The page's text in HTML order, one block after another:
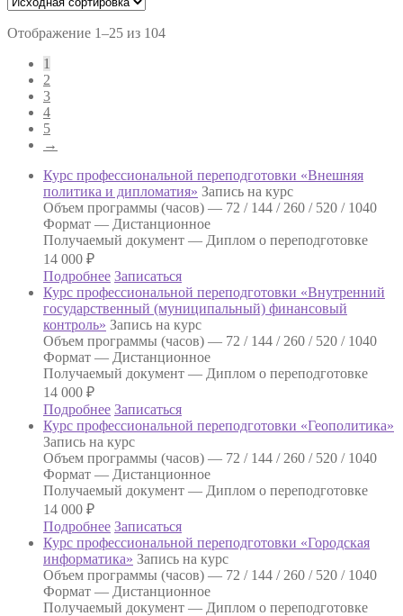
Отображение 1–25 из 104
1
2
3
4
5
→
Курс профессиональной переподготовки «Внешняя
политика и дипломатия» Запись на курс
Объем программы (часов) — 72 / 144 / 260 / 520 / 1040
Формат — Дистанционное
Получаемый документ — Диплом о переподготовке
14 000 ₽
Подробнее Записаться
Курс профессиональной переподготовки «Внутренний
государственный (муниципальный) финансовый
контроль» Запись на курс
Объем программы (часов) — 72 / 144 / 260 / 520 / 1040
Формат — Дистанционное
Получаемый документ — Диплом о переподготовке
14 000 ₽
Подробнее Записаться
Курс профессиональной переподготовки «Геополитика»
Запись на курс
Объем программы (часов) — 72 / 144 / 260 / 520 / 1040
Формат — Дистанционное
Получаемый документ — Диплом о переподготовке
14 000 ₽
Подробнее Записаться
Курс профессиональной переподготовки «Городская
информатика» Запись на курс
Объем программы (часов) — 72 / 144 / 260 / 520 / 1040
Формат — Дистанционное
Получаемый документ — Диплом о переподготовке